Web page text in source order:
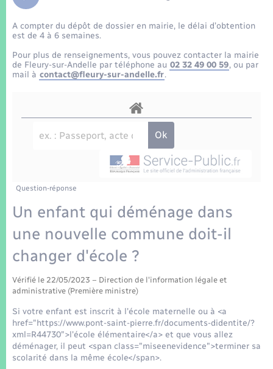
Etat-civil - Papiers - Citoyenneté
Mariage – PACS
Parrainage civil
Logement - Urbanisme
Nouvel habitant
Organisation d’événement
Sécurité - Prévention
Seniors
Transports
Transports scolaires
Voirie et espace public
Travaux - Autorisation d’occupation de l’espace
public
Compétences
Plan interactif
La Communauté de communes
A compter du dépôt de dossier en mairie, le délai d’obtention
est de 4 à 6 semaines.
Pour plus de renseignements, vous pouvez contacter la mairie
de Fleury-sur-Andelle par téléphone au 02 32 49 00 59, ou par
mail à contact@fleury-sur-andelle.fr.
Question-réponse
Un enfant qui déménage dans
une nouvelle commune doit-il
changer d'école ?
Vérifié le 22/05/2023 – Direction de l'information légale et
administrative (Première ministre)
Si votre enfant est inscrit à l'école maternelle ou à <a
href="https://www.pont-saint-pierre.fr/documents-didentite/?
xml=R44730">l'école élémentaire</a> et que vous allez
déménager, il peut <span class="miseenevidence">terminer sa
scolarité dans la même école</span>.